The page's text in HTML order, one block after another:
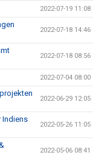
2022-07-19 11:08
2022-07-18 14:46
2022-07-18 08:56
2022-07-04 08:00
2022-06-29 12:05
Indiens
2022-05-26 11:05
2022-05-06 08:41